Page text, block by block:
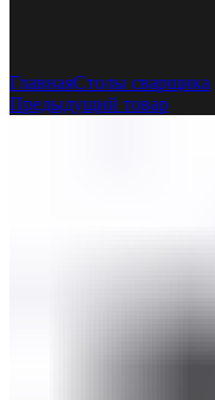
ГлавнаяСтолы сварщика
Предыдущий товар